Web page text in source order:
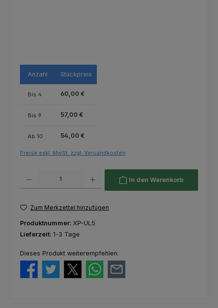
Anzahl Stückpreis
Bis 4 60,00 €
Bis 9 57,00 €
Ab 10 54,00 €
Preise exkl. MwSt. zzgl. Versandkosten
In den Warenkorb
Zum Merkzettel hinzufügen
Produktnummer: XP-UL5
Lieferzeit: 1-3 Tage
Dieses Produkt weiterempfehlen: